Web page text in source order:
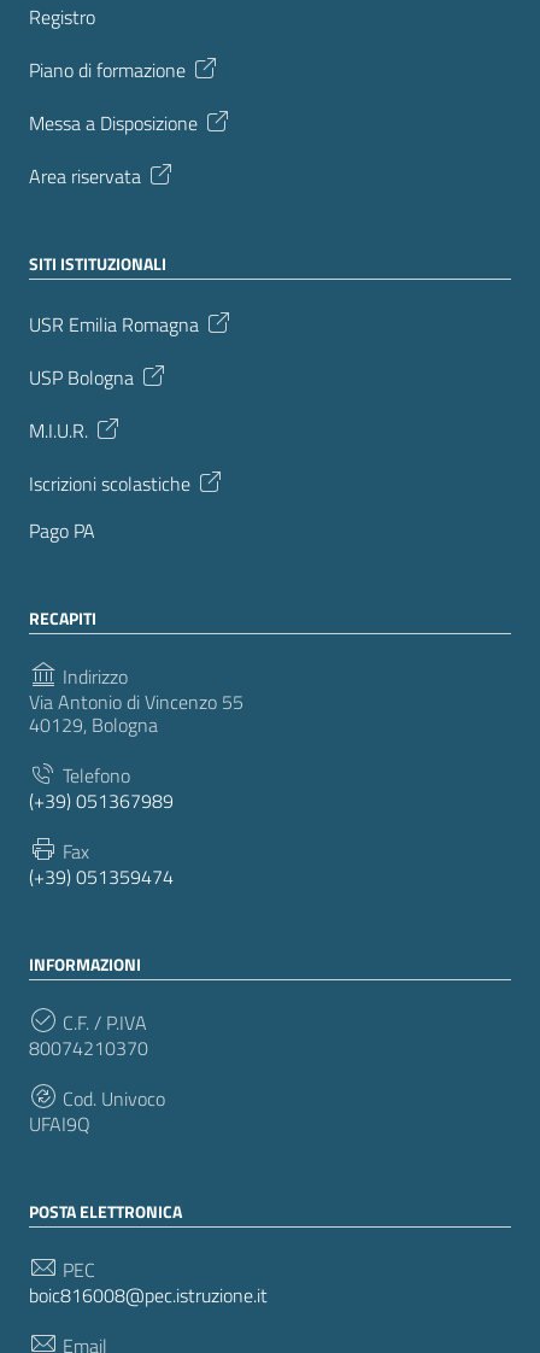
Registro
Piano di formazione
Messa a Disposizione
Area riservata
SITI ISTITUZIONALI
USR Emilia Romagna
USP Bologna
M.I.U.R.
Iscrizioni scolastiche
Pago PA
RECAPITI
Indirizzo
Via Antonio di Vincenzo 55
40129, Bologna
Telefono
(+39) 051367989
Fax
(+39) 051359474
INFORMAZIONI
C.F. / P.IVA
80074210370
Cod. Univoco
UFAI9Q
POSTA ELETTRONICA
PEC
boic816008@pec.istruzione.it
Email